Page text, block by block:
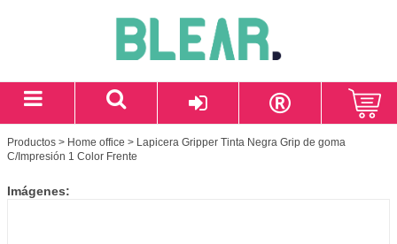
Productos > Home office > Lapicera Gripper Tinta Negra Grip de goma
C/Impresión 1 Color Frente
Imágenes: